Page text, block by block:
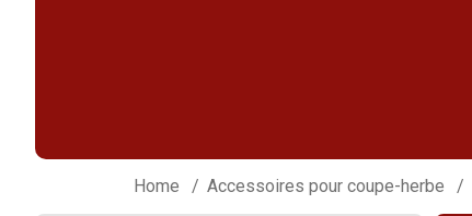
Home Accessoires pour coupe-herbe